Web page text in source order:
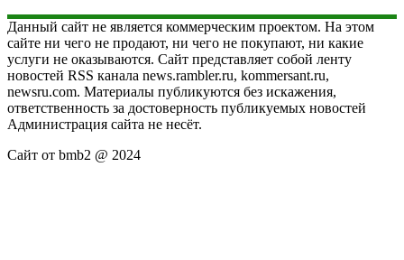
Данный сайт не является коммерческим проектом. На этом
сайте ни чего не продают, ни чего не покупают, ни какие
услуги не оказываются. Сайт представляет собой ленту
новостей RSS канала news.rambler.ru, kommersant.ru,
newsru.com. Материалы публикуются без искажения,
ответственность за достоверность публикуемых новостей
Администрация сайта не несёт.
Сайт от bmb2 @ 2024